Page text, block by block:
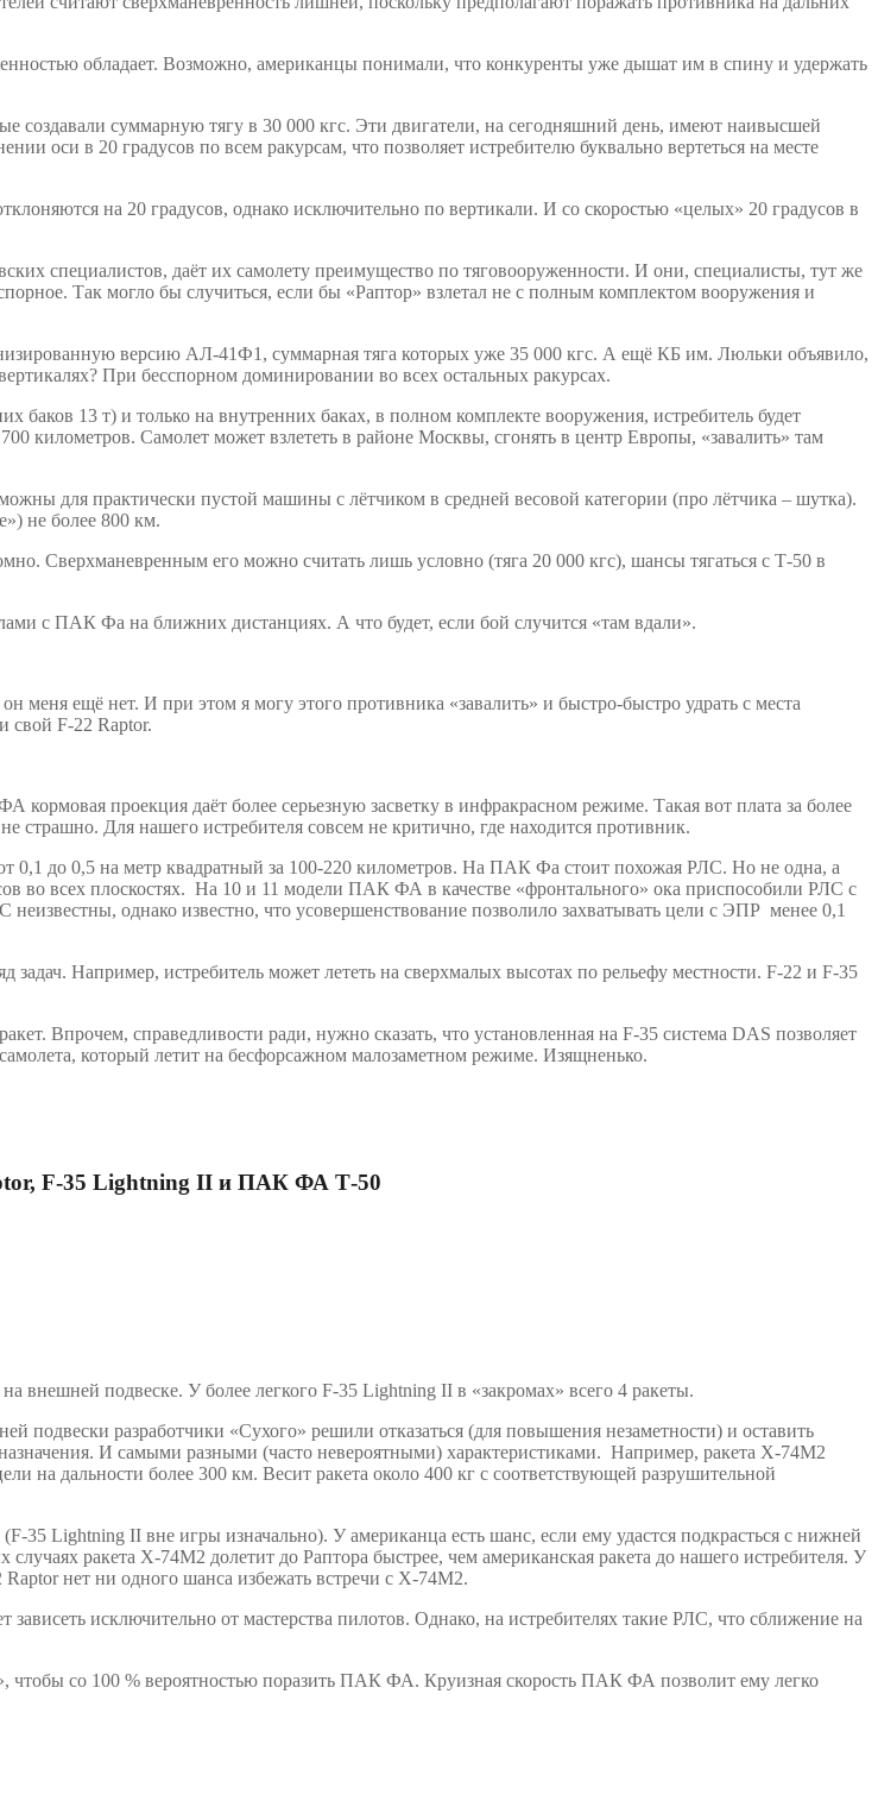
обладает. Возможно, американцы понимали, что конкуренты уже дышат им в спину и удержать
суммарную тягу в 30 000 кгс. Эти двигатели, на сегодняшний день, имеют наивысшей
оси в 20 градусов по всем ракурсам, что позволяет истребителю буквально вертеться на месте
на 20 градусов, однако исключительно по вертикали. И со скоростью «целых» 20 градусов в
специалистов, даёт их самолету преимущество по тяговооруженности. И они, специалисты, тут же
Так могло бы случиться, если бы «Раптор» взлетал не с полным комплектом вооружения и
версию АЛ-41Ф1, суммарная тяга которых уже 35 000 кгс. А ещё КБ им. Люльки объявило,
При бесспорном доминировании во всех остальных ракурсах.
13 т) и только на внутренних баках, в полном комплекте вооружения, истребитель будет
километров. Самолет может взлететь в районе Москвы, сгонять в центр Европы, «завалить» там
для практически пустой машины с лётчиком в средней весовой категории (про лётчика – шутка).
не более 800 км.
его можно считать лишь условно (тяга 20 000 кгс), шансы тягаться с Т-50 в
с ПАК Фа на ближних дистанциях. А что будет, если бой случится «там вдали».
ещё нет. И при этом я могу этого противника «завалить» и быстро-быстро удрать с места
свой F-22 Raptor.
проекция даёт более серьезную засветку в инфракрасном режиме. Такая вот плата за более
Для нашего истребителя совсем не критично, где находится противник.
0,1 до 0,5 на метр квадратный за 100-220 километров. На ПАК Фа стоит похожая РЛС. Но не одна, а
во всех плоскостях. На 10 и 11 модели ПАК ФА в качестве «фронтального» ока приспособили РЛС с
однако известно, что усовершенствование позволило захватывать цели с ЭПР менее 0,1
Например, истребитель может лететь на сверхмалых высотах по рельефу местности. F-22 и F-35
Впрочем, справедливости ради, нужно сказать, что установленная на F-35 система DAS позволяет
который летит на бесфорсажном малозаметном режиме. Изящненько.
, F-35 Lightning IIи ПАК ФА Т-50
внешней подвеске. У более легкого F-35 Lightning II в «закромах» всего 4 ракеты.
разработчики «Сухого» решили отказаться (для повышения незаметности) и оставить
И самыми разными (часто невероятными) характеристиками. Например, ракета Х-74М2
на дальности более 300 км. Весит ракета около 400 кг с соответствующей разрушительной
Lightning II вне игры изначально). У американца есть шанс, если ему удастся подкрасться с нижней
случаях ракета Х-74М2 долетит до Раптора быстрее, чем американская ракета до нашего истребителя. У
нет ни одного шанса избежать встречи с Х-74М2.
зависеть исключительно от мастерства пилотов. Однако, на истребителях такие РЛС, что сближение на
чтобы со 100 % вероятностью поразить ПАК ФА. Круизная скорость ПАК ФА позволит ему легко